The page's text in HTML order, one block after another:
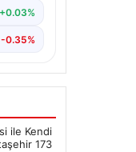
0.35%
ile Kendi
173